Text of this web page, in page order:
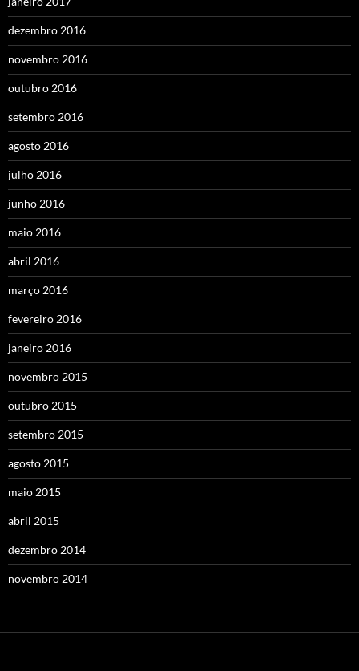
dezembro 2016
novembro 2016
outubro 2016
setembro 2016
agosto 2016
julho 2016
junho 2016
maio 2016
abril 2016
março 2016
fevereiro 2016
janeiro 2016
novembro 2015
outubro 2015
setembro 2015
agosto 2015
maio 2015
abril 2015
dezembro 2014
novembro 2014